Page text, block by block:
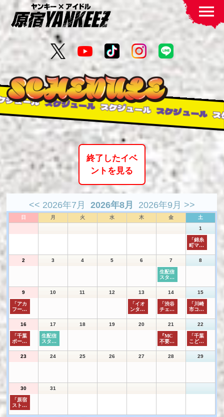
menu
ール スケジュール スケジュール スケジュール スケジ
終了したイベ
ントを見る